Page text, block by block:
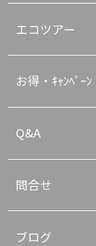
エコツアー
お得・ｷｬﾝﾍﾟｰﾝ
Q&A
問合せ
ブログ